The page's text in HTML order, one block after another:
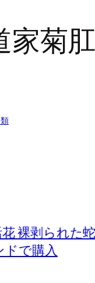
家菊
裸剥られた
ドで購入